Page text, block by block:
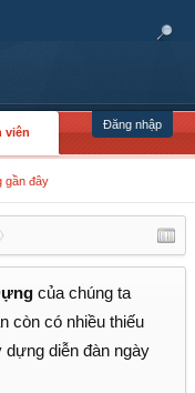
Đăng nhập
viên
gần đây
của chúng ta
còn có nhiều thiếu
diễn đàn ngày